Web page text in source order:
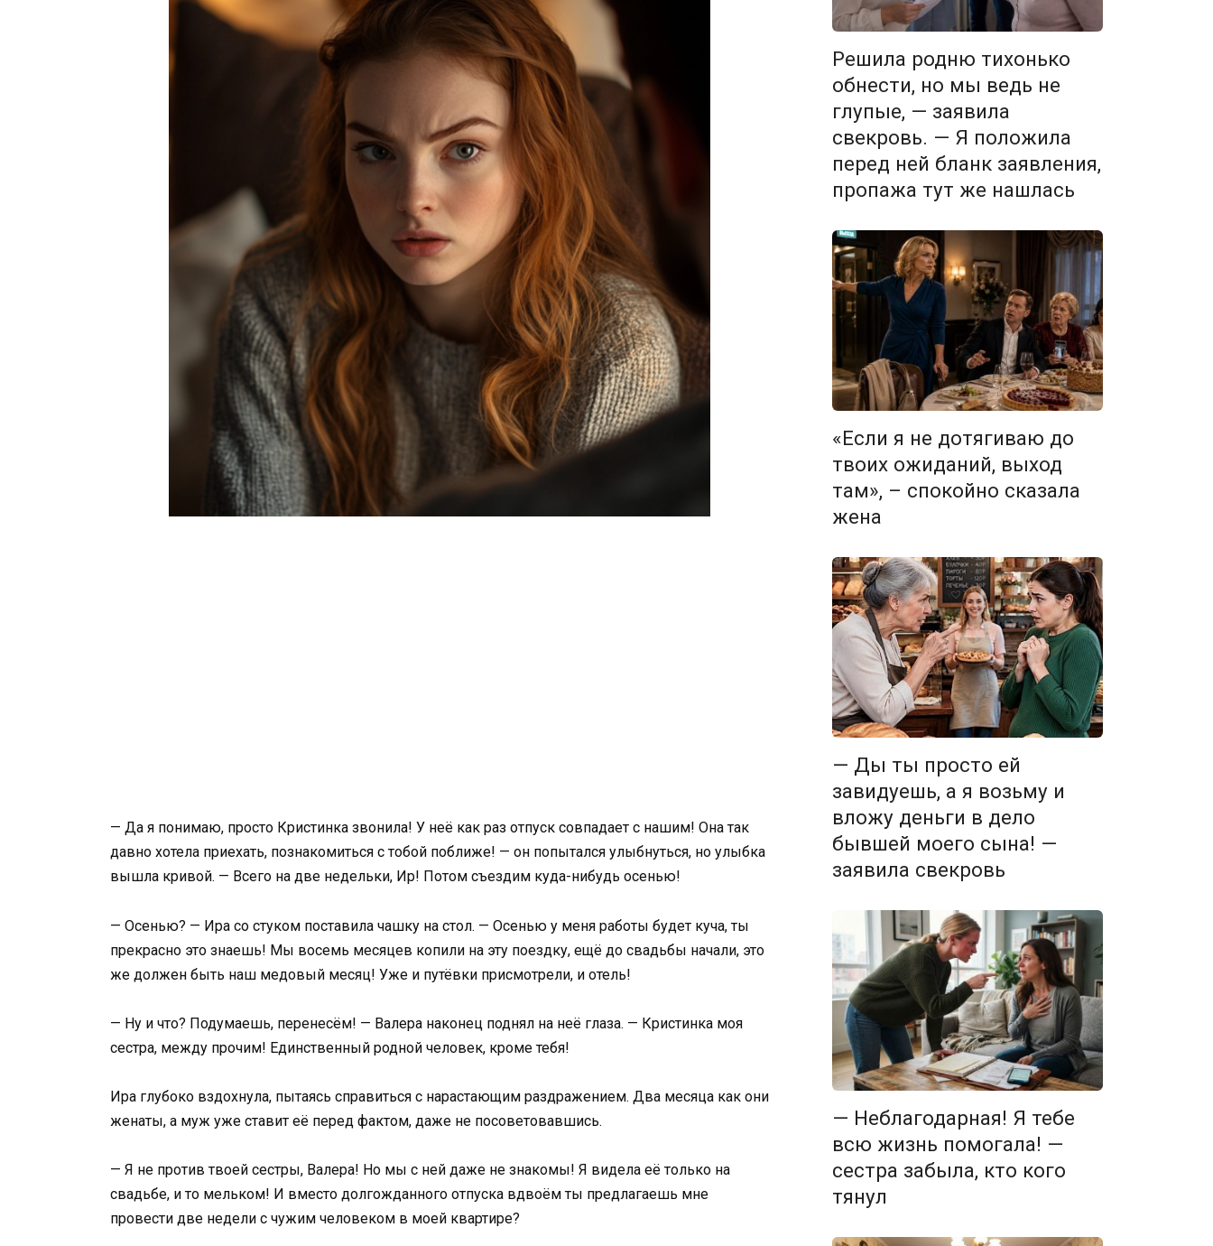
— Да я понимаю, просто Кристинка звонила! У неё как раз отпуск совпадает с нашим! Она так
давно хотела приехать, познакомиться с тобой поближе! — он попытался улыбнуться, но улыбка
вышла кривой. — Всего на две недельки, Ир! Потом съездим куда-нибудь осенью!
— Осенью? — Ира со стуком поставила чашку на стол. — Осенью у меня работы будет куча, ты
прекрасно это знаешь! Мы восемь месяцев копили на эту поездку, ещё до свадьбы начали, это
же должен быть наш медовый месяц! Уже и путёвки присмотрели, и отель!
— Ну и что? Подумаешь, перенесём! — Валера наконец поднял на неё глаза. — Кристинка моя
сестра, между прочим! Единственный родной человек, кроме тебя!
Ира глубоко вздохнула, пытаясь справиться с нарастающим раздражением. Два месяца как они
женаты, а муж уже ставит её перед фактом, даже не посоветовавшись.
— Я не против твоей сестры, Валера! Но мы с ней даже не знакомы! Я видела её только на
свадьбе, и то мельком! И вместо долгожданного отпуска вдвоём ты предлагаешь мне
провести две недели с чужим человеком в моей квартире?
Решила родню тихонько
обнести, но мы ведь не
глупые, — заявила
свекровь. — Я положила
перед ней бланк заявления,
пропажа тут же нашлась
«Если я не дотягиваю до
твоих ожиданий, выход
там», – спокойно сказала
жена
— Ды ты просто ей
завидуешь, а я возьму и
вложу деньги в дело
бывшей моего сына! —
заявила свекровь
— Неблагодарная! Я тебе
всю жизнь помогала! —
сестра забыла, кто кого
тянул